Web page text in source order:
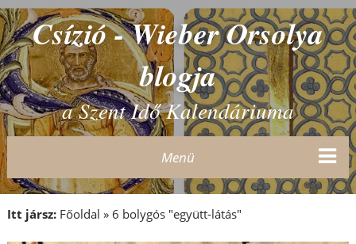
Csízió - Wieber Orsolya
blogja
a Szent Idő Kalendáriuma
Menü
Itt jársz: Főoldal » 6 bolygós "együtt-látás"